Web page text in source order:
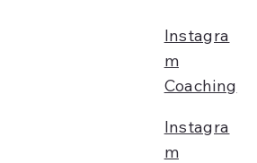
Instagra
m
Coaching
Instagra
m